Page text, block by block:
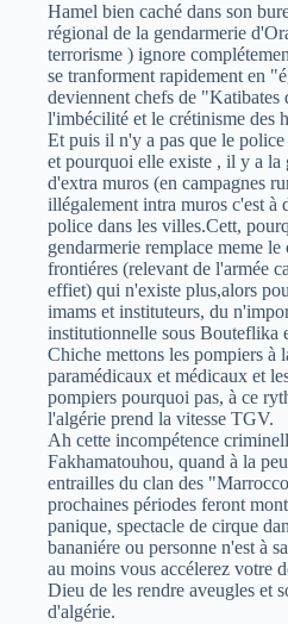
Hamel bien caché dans son
régional de la gendarmerie
terrorisme ) ignore
se tranforment rapidement en
deviennent chefs de "Katibates
l'imbécilité et le crétinisme des
Et puis il n'y a pas que le
et pourquoi elle existe , il y a la
d'extra muros (en campagnes
illégalement intra muros c'est à
police dans les villes.Cett,
gendarmerie remplace meme le
frontiéres (relevant de l'armée
effiet) qui n'existe plus,alors
imams et instituteurs, du
institutionnelle sous Bouteflika
Chiche mettons les pompiers à
paramédicaux et médicaux et
pompiers pourquoi pas, à ce
l'algérie prend la vitesse TGV.
Ah cette incompétence
Fakhamatouhou, quand à la
entrailles du clan des
prochaines périodes feront
panique, spectacle de cirque
bananiére ou personne n'est à
au moins vous accélerez votre
Dieu de les rendre aveugles et
d'algérie.